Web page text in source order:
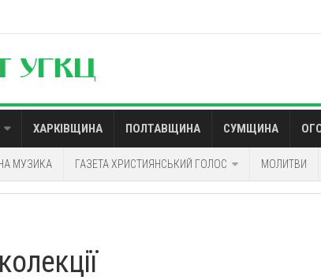
ХАРКІВЩИНА ПОЛТАВЩИНА СУМЩИНА
МУЗИКА ГАЗЕТА ХРИСТИЯНСЬКИЙ ГОЛОС МОЛИТВИ